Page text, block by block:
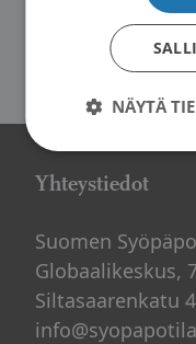
Yhteystiedot
Suomen
Globaalikeskus,
Siltasaarenkatu
NÄYTÄ